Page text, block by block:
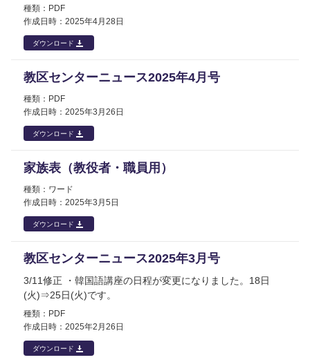
PDF
2025年4月28日
ダウンロード
教区センターニュース2025年4月号
PDF
2025年3月26日
ダウンロード
家族表（教役者・職員用）
ワード
2025年3月5日
ダウンロード
教区センターニュース2025年3月号
3/11修正 ・韓国語講座の日程が変更になりました。18日
(火)⇒25日(火)です。
PDF
2025年2月26日
ダウンロード